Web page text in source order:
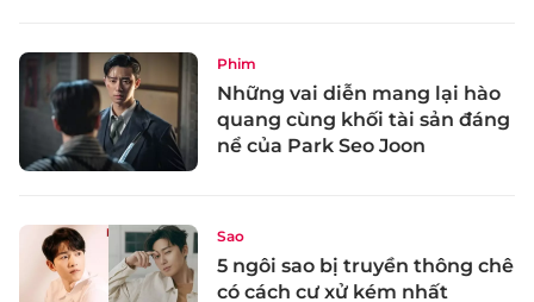
Phim
Những vai diễn mang lại hào
quang cùng khối tài sản đáng
nể của Park Seo Joon
Sao
5 ngôi sao bị truyền thông chê
có cách cư xử kém nhất